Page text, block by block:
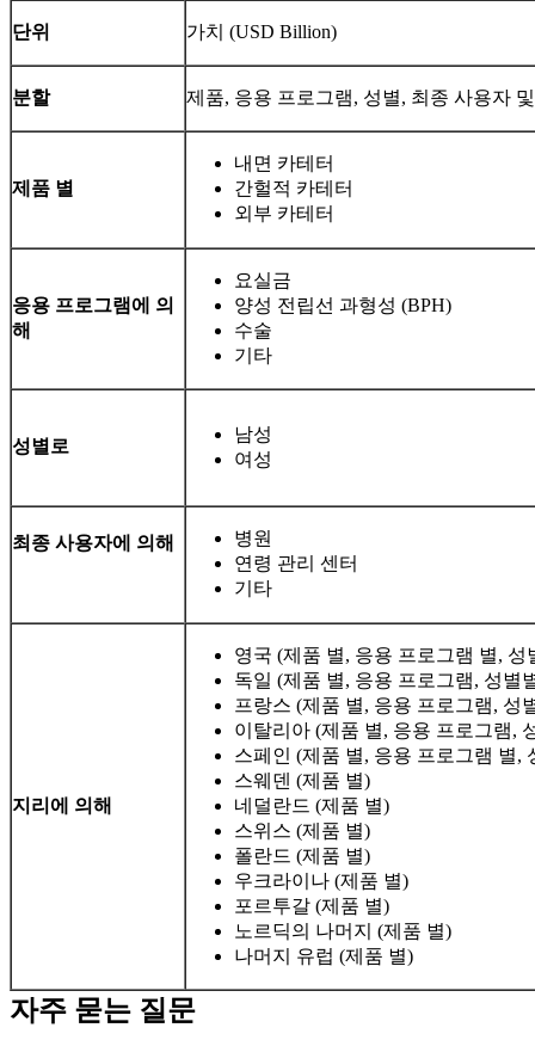
단위 가치 (USD Billion)
분할 제품, 응용 프로그램, 성별, 최종 사용자
제품 별
내면 카테터
간헐적 카테터
외부 카테터
응용 프로그램에 의
해
요실금
양성 전립선 과형성 (BPH)
수술
기타
성별로
남성
여성
최종 사용자에 의해
병원
연령 관리 센터
기타
지리에 의해
영국 (제품 별, 응용 프로그램 별, 성
독일 (제품 별, 응용 프로그램, 성별
프랑스 (제품 별, 응용 프로그램, 성
이탈리아 (제품 별, 응용 프로그램,
스페인 (제품 별, 응용 프로그램 별,
스웨덴 (제품 별)
네덜란드 (제품 별)
스위스 (제품 별)
폴란드 (제품 별)
우크라이나 (제품 별)
포르투갈 (제품 별)
노르딕의 나머지 (제품 별)
나머지 유럽 (제품 별)
자주 묻는 질문